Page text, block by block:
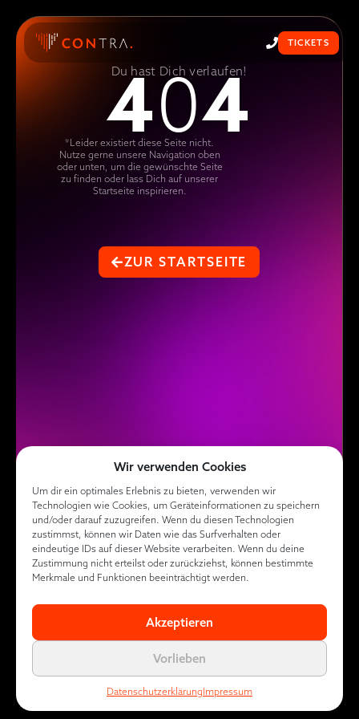
Wir verwenden Cookies
Um dir ein optimales Erlebnis zu bieten, verwenden wir
Technologien wie Cookies, um Geräteinformationen zu speichern
und/oder darauf zuzugreifen. Wenn du diesen Technologien
zustimmst, können wir Daten wie das Surfverhalten oder
eindeutige IDs auf dieser Website verarbeiten. Wenn du deine
Zustimmung nicht erteilst oder zurückziehst, können bestimmte
Merkmale und Funktionen beeinträchtigt werden.
Akzeptieren
Vorlieben
DatenschutzerklärungImpressum
TICKETS
404
*Leider existiert diese Seite nicht.
Nutze gerne unsere Navigation oben
oder unten, um die gewünschte Seite
zu finden oder lass Dich auf unserer
Startseite inspirieren.
Du hast Dich verlaufen!
ZUR STARTSEITE